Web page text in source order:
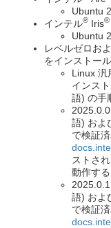
Ubuntu
インテル® Iris®
Ubuntu
レベルゼロお
をインストー
Linux 汎
インス
語) の手
語) およ
で検証済
ストさ
動作す
語) およ
で検証済